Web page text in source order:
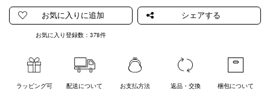
お気に入り登録数： 378件
ラッピング可 配送について お支払方法 返品・交換 梱包について